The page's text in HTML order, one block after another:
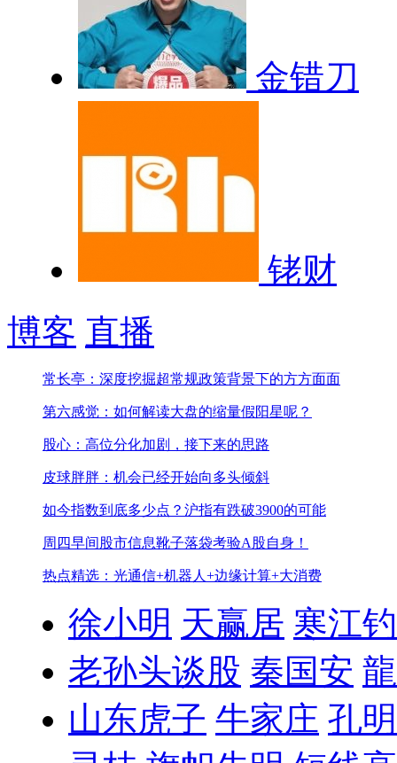
金错刀
铑财
博客 直播
常长亭：深度挖掘超常规政策背景下的方方面面
第六感觉：如何解读大盘的缩量假阳星呢？
股心：高位分化加剧，接下来的思路
皮球胖胖：机会已经开始向多头倾斜
如今指数到底多少点？ 沪指有跌破3900的可能
周四早间股市信息靴子落袋考验A股自身！
热点精选：光通信+机器人+边缘计算+大消费
徐小明 天赢居 寒江
老孙头谈股 秦国安
山东虎子 牛家庄 孔